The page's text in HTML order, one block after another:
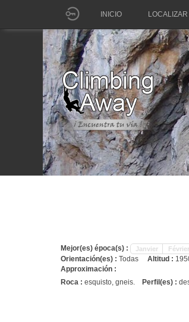
INICIO
Mejor(es) época(s) :
Janvier Février
Orientación(es) : Todas Altitud :
Approximación :
Roca : esquisto, gneis. Perfil(es) :